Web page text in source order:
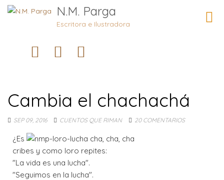
N.M. Parga
Escritora e Ilustradora
Cambia el chachachá
SEP 09, 2016 CUENTOS QUE RIMAN 20 COMENTARIOS
¿Es
cribes y como loro repites:
"La vida es una lucha".
"Seguimos en la lucha".